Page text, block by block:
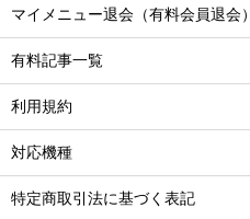
マイメニュー退会（有料会員退会）
有料記事一覧
利用規約
対応機種
特定商取引法に基づく表記